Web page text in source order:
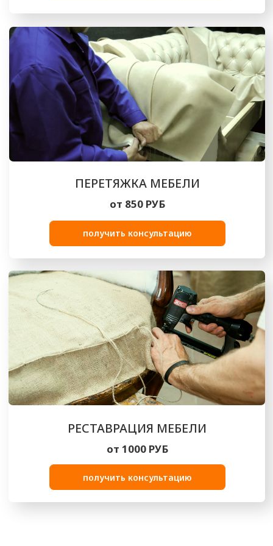
Посмотрите на реализованные нами
проекты по обивке и перетяжке мебели
ВЫПОЛНЕННЫЕ РАБОТЫ
КАЧЕСТВЕННО И БЫСТРО
Опытные мастера выполнят перетяжку мебели
в короткие сроки, сохраняя при этом высокий
уровень качества
ДЕМОКРАТИЧНО
ПРЕИМУЩЕСТВА РАБОТЫ
С НАМИ
Цены в нашей компании всегда остаются
максимально лояльными, есть